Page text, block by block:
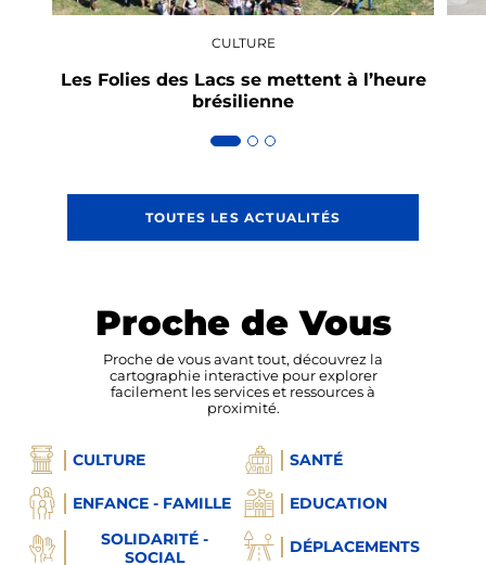
CULTURE
Les Folies des Lacs se mettent à l’heure
brésilienne
TOUTES LES ACTUALITÉS
Proche de Vous
Proche de vous avant tout, découvrez la
cartographie interactive pour explorer
facilement les services et ressources à
proximité.
CULTURE SANTÉ
ENFANCE - FAMILLE
EDUCATION
SOLIDARITÉ -
SOCIAL
DÉPLACEMENTS